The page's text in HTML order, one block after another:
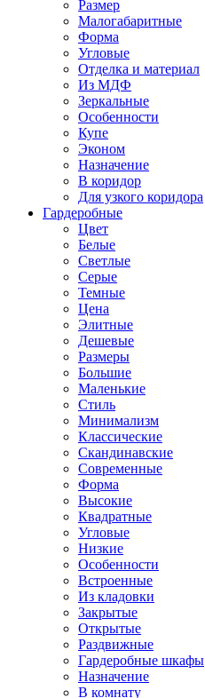
Размер
Малогабаритные
Форма
Угловые
Отделка и материал
Из МДФ
Зеркальные
Особенности
Купе
Эконом
Назначение
В коридор
Для узкого коридора
Гардеробные
Цвет
Белые
Светлые
Серые
Темные
Цена
Элитные
Дешевые
Размеры
Большие
Маленькие
Стиль
Минимализм
Классические
Скандинавские
Современные
Форма
Высокие
Квадратные
Угловые
Низкие
Особенности
Встроенные
Из кладовки
Закрытые
Открытые
Раздвижные
Гардеробные шкафы
Назначение
В комнату